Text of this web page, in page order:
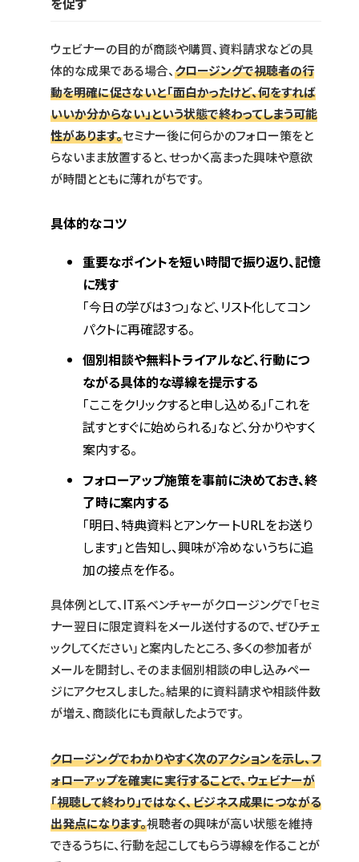
ウェビナーの目的が商談や購買、資料請求などの具
体的な成果である場合、クロージングで視聴者の行
動を明確に促さないと「面白かったけど、何をすれば
いいか分からない」という状態で終わってしまう可能
性があります。セミナー後に何らかのフォロー策をと
らないまま放置すると、せっかく高まった興味や意欲
が時間とともに薄れがちです。
具体的なコツ
重要なポイントを短い時間で振り返り、記憶
に残す
「今日の学びは3つ」など、リスト化してコン
パクトに再確認する。
個別相談や無料トライアルなど、行動につ
ながる具体的な導線を提示する
「ここをクリックすると申し込める」「これを
試すとすぐに始められる」など、分かりやすく
案内する。
フォローアップ施策を事前に決めておき、終
了時に案内する
「明日、特典資料とアンケートURLをお送り
します」と告知し、興味が冷めないうちに追
加の接点を作る。
具体例として、IT系ベンチャーがクロージングで「セミ
ナー翌日に限定資料をメール送付するので、ぜひチェ
ックしてください」と案内したところ、多くの参加者が
メールを開封し、そのまま個別相談の申し込みペー
ジにアクセスしました。結果的に資料請求や相談件数
が増え、商談化にも貢献したようです。
クロージングでわかりやすく次のアクションを示し、フ
ォローアップを確実に実行することで、ウェビナーが
「視聴して終わり」ではなく、ビジネス成果につながる
出発点になります。視聴者の興味が高い状態を維持
できるうちに、行動を起こしてもらう導線を作ることが